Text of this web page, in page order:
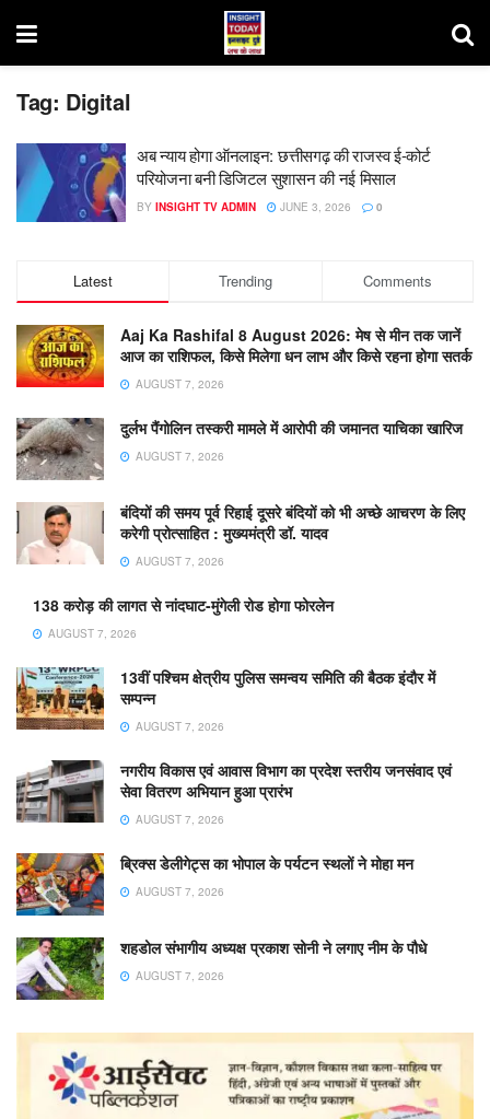
Tag: Digital
अब न्याय होगा ऑनलाइन: छत्तीसगढ़ की राजस्व ई-कोर्ट
परियोजना बनी डिजिटल सुशासन की नई मिसाल
BY INSIGHT TV ADMIN JUNE 3, 2026 0
Latest Trending Comments
Aaj Ka Rashifal 8 August 2026: मेष से मीन तक जानें
आज का राशिफल, किसे मिलेगा धन लाभ और किसे रहना होगा सतर्क
AUGUST 7, 2026
दुर्लभ पैंगोलिन तस्करी मामले में आरोपी की जमानत याचिका खारिज
AUGUST 7, 2026
बंदियों की समय पूर्व रिहाई दूसरे बंदियों को भी अच्छे आचरण के लिए
करेगी प्रोत्साहित : मुख्यमंत्री डॉ. यादव
AUGUST 7, 2026
138 करोड़ की लागत से नांदघाट-मुंगेली रोड होगा फोरलेन
AUGUST 7, 2026
13वीं पश्चिम क्षेत्रीय पुलिस समन्वय समिति की बैठक इंदौर में
सम्पन्न
AUGUST 7, 2026
नगरीय विकास एवं आवास विभाग का प्रदेश स्तरीय जनसंवाद एवं
सेवा वितरण अभियान हुआ प्रारंभ
AUGUST 7, 2026
ब्रिक्स डेलीगेट्स का भोपाल के पर्यटन स्थलों ने मोहा मन
AUGUST 7, 2026
शहडोल संभागीय अध्यक्ष प्रकाश सोनी ने लगाए नीम के पौधे
AUGUST 7, 2026